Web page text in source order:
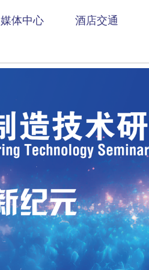
媒体中心 酒店交通